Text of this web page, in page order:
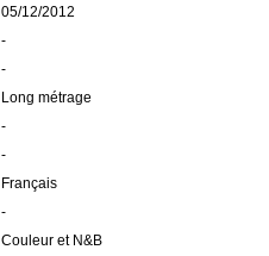
05/12/2012
-
-
Long métrage
-
-
Français
-
Couleur et N&B